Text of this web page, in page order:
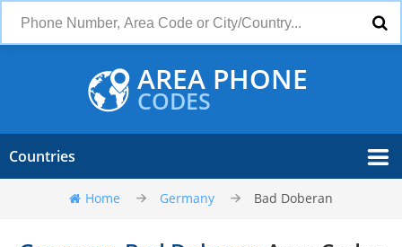
AREA PHONE
CODES
Countries
Home Germany Bad Doberan